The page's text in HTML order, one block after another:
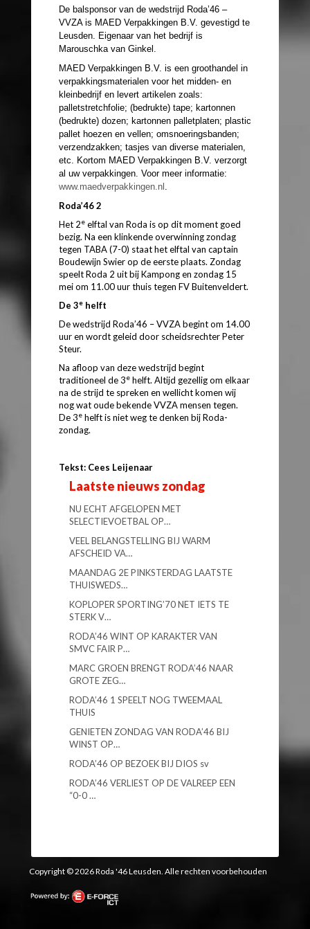
De balsponsor van de wedstrijd Roda’46 –
VVZA is MAED Verpakkingen B.V. gevestigd te
Leusden. Eigenaar van het bedrijf is
Marouschka van Ginkel.
MAED Verpakkingen B.V. is een groothandel in
verpakkingsmaterialen voor het midden- en
kleinbedrijf en levert artikelen zoals:
palletstretchfolie; (bedrukte) tape; kartonnen
(bedrukte) dozen; kartonnen palletplaten; plastic
pallet hoezen en vellen; omsnoeringsbanden;
verzendzakken; tasjes van diverse materialen,
etc. Kortom MAED Verpakkingen B.V. verzorgt
al uw verpakkingen. Voor meer informatie:
www.maedverpakkingen.nl
Roda’46 2
Het 2e elftal van Roda is op dit moment goed
bezig. Na een klinkende overwinning zondag
tegen TABA (7-0) staat het elftal van captain
Boudewijn Swier op de eerste plaats. Zondag
speelt Roda 2 uit bij Kampong en zondag 15
mei om 11.00 uur thuis tegen FV Buitenveldert.
De 3e helft
De wedstrijd Roda’46 – VVZA begint om 14.00
uur en wordt geleid door scheidsrechter Peter
Steur.
Na afloop van deze wedstrijd begint
traditioneel de 3e helft. Altijd gezellig om elkaar
na de strijd te spreken en wellicht komen wij
nog wat oude bekende VVZA mensen tegen.
De 3e helft is niet weg te denken bij Roda-
zondag.
Tekst: Cees Leijenaar
Laatste nieuws zondag
NU ECHT AFGELOPEN MET
SELECTIEVOETBAL OP…
VEEL BELANGSTELLING BIJ WARM
AFSCHEID VA…
MAANDAG 2E PINKSTERDAG LAATSTE
THUISWEDS…
KOPLOPER SPORTING’70 NET IETS TE
STERK V…
RODA’46 WINT OP KARAKTER VAN
SMVC FAIR P…
MARC GROEN BRENGT RODA’46 NAAR
GROTE ZEG…
RODA’46 1 SPEELT NOG TWEEMAAL
THUIS
GENIETEN ZONDAG VAN RODA’46 BIJ
WINST OP…
RODA’46 OP BEZOEK BIJ DIOS sv
RODA’46 VERLIEST OP DE VALREEP EEN
“0-0 …
Copyright © 2026 Roda '46 Leusden. Alle rechten voorbehouden